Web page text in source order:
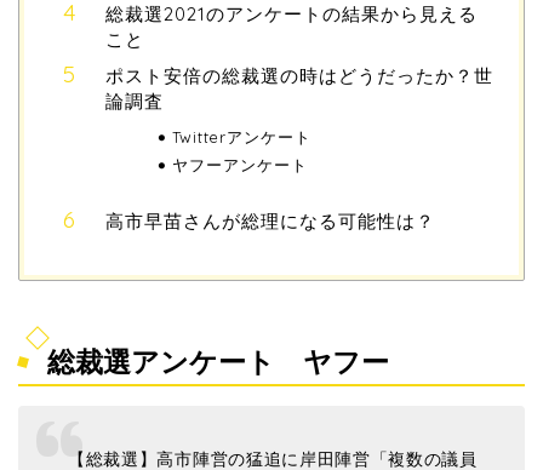
総裁選2021のアンケートの結果から見える
こと
ポスト安倍の総裁選の時はどうだったか？世
論調査
Twitterアンケート
ヤフーアンケート
高市早苗さんが総理になる可能性は？
総裁選アンケート ヤフー
【総裁選】高市陣営の猛追に岸田陣営「複数の議員